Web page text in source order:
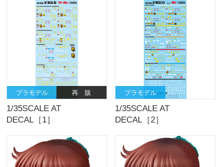
プラモデル 再 販
1/35SCALE AT
DECAL［1］
プラモデル
1/35SCALE AT
DECAL［2］